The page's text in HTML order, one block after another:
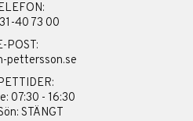
40 73 00
POST:
pettersson.se
07:30 - 16:30
STÄNGT